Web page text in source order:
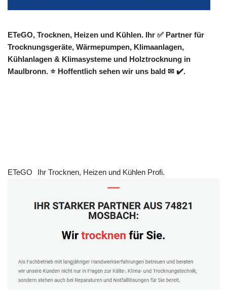
ETeGO, Trocknen, Heizen und Kühlen. Ihr ✅ Partner für
Trocknungsgeräte, Wärmepumpen, Klimaanlagen,
Kühlanlagen & Klimasysteme und Holztrocknung in
Maulbronn. ⭐ Hoffentlich sehen wir uns bald ✉ ✔️.
ETeGO Ihr Trocknen, Heizen und Kühlen Profi.